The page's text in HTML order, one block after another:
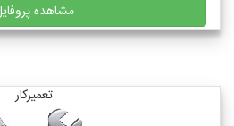
مشاهده پروفایل
تعمیرکار